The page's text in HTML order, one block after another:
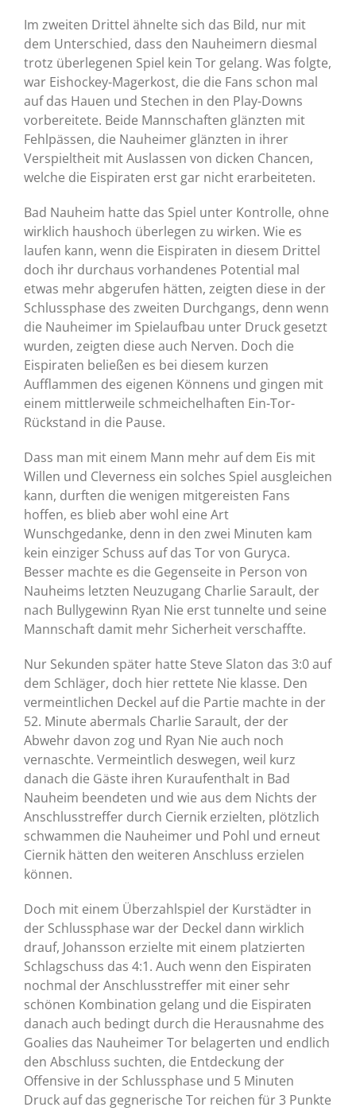
Im zweiten Drittel ähnelte sich das Bild, nur mit
dem Unterschied, dass den Nauheimern diesmal
trotz überlegenen Spiel kein Tor gelang. Was folgte,
war Eishockey-Magerkost, die die Fans schon mal
auf das Hauen und Stechen in den Play-Downs
vorbereitete. Beide Mannschaften glänzten mit
Fehlpässen, die Nauheimer glänzten in ihrer
Verspieltheit mit Auslassen von dicken Chancen,
welche die Eispiraten erst gar nicht erarbeiteten.
Bad Nauheim hatte das Spiel unter Kontrolle, ohne
wirklich haushoch überlegen zu wirken. Wie es
laufen kann, wenn die Eispiraten in diesem Drittel
doch ihr durchaus vorhandenes Potential mal
etwas mehr abgerufen hätten, zeigten diese in der
Schlussphase des zweiten Durchgangs, denn wenn
die Nauheimer im Spielaufbau unter Druck gesetzt
wurden, zeigten diese auch Nerven. Doch die
Eispiraten beließen es bei diesem kurzen
Aufflammen des eigenen Könnens und gingen mit
einem mittlerweile schmeichelhaften Ein-Tor-
Rückstand in die Pause.
Dass man mit einem Mann mehr auf dem Eis mit
Willen und Cleverness ein solches Spiel ausgleichen
kann, durften die wenigen mitgereisten Fans
hoffen, es blieb aber wohl eine Art
Wunschgedanke, denn in den zwei Minuten kam
kein einziger Schuss auf das Tor von Guryca.
Besser machte es die Gegenseite in Person von
Nauheims letzten Neuzugang Charlie Sarault, der
nach Bullygewinn Ryan Nie erst tunnelte und seine
Mannschaft damit mehr Sicherheit verschaffte.
Nur Sekunden später hatte Steve Slaton das 3:0 auf
dem Schläger, doch hier rettete Nie klasse. Den
vermeintlichen Deckel auf die Partie machte in der
52. Minute abermals Charlie Sarault, der der
Abwehr davon zog und Ryan Nie auch noch
vernaschte. Vermeintlich deswegen, weil kurz
danach die Gäste ihren Kuraufenthalt in Bad
Nauheim beendeten und wie aus dem Nichts der
Anschlusstreffer durch Ciernik erzielten, plötzlich
schwammen die Nauheimer und Pohl und erneut
Ciernik hätten den weiteren Anschluss erzielen
können.
Doch mit einem Überzahlspiel der Kurstädter in
der Schlussphase war der Deckel dann wirklich
drauf, Johansson erzielte mit einem platzierten
Schlagschuss das 4:1. Auch wenn den Eispiraten
nochmal der Anschlusstreffer mit einer sehr
schönen Kombination gelang und die Eispiraten
danach auch bedingt durch die Herausnahme des
Goalies das Nauheimer Tor belagerten und endlich
den Abschluss suchten, die Entdeckung der
Offensive in der Schlussphase und 5 Minuten
Druck auf das gegnerische Tor reichen für 3 Punkte